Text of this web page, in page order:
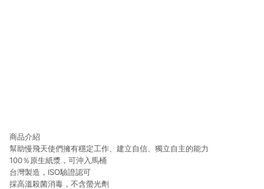
商品介紹
幫助慢飛天使們擁有穩定工作、建立自信、獨立自主的能力
100％原生紙漿，可沖入馬桶
台灣製造，ISO驗證認可
採高溫殺菌消毒，不含螢光劑